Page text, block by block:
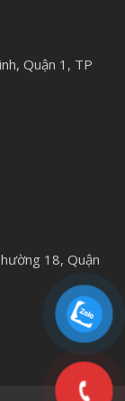
Quận 1, TP
18, Quận